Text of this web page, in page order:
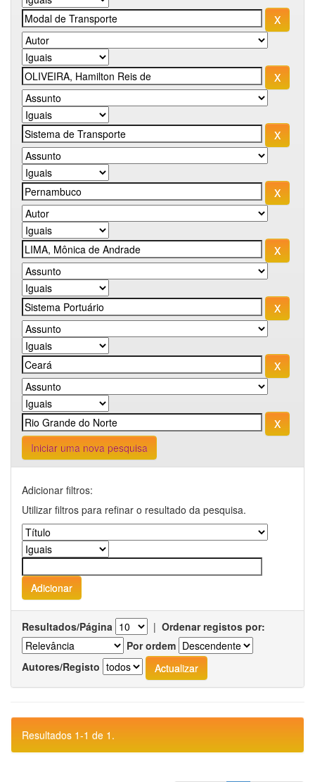
Iniciar uma nova pesquisa
Adicionar filtros:
Utilizar filtros para refinar o resultado da pesquisa.
Resultados/Página | Ordenar registos por:
Por ordem
Autores/Registo
Resultados 1-1 de 1.